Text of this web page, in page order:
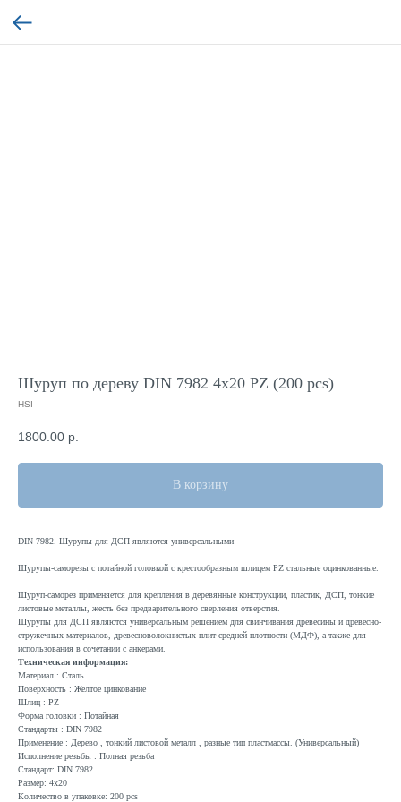
Шуруп по дереву DIN 7982 4x20 PZ (200 pcs)
HSI
1800.00 р.
В корзину
DIN 7982. Шурупы для ДСП являются универсальными
Шурупы-саморезы с потайной головкой с крестообразным шлицем PZ стальные оцинкованные.
Шуруп-саморез применяется для крепления в деревянные конструкции, пластик, ДСП, тонкие
листовые металлы, жесть без предварительного сверления отверстия.
Шурупы для ДСП являются универсальным решением для свинчивания древесины и древесно-
стружечных материалов, древесноволокнистых плит средней плотности (МДФ), а также для
использования в сочетании с анкерами.
Техническая информация:
Материал : Сталь
Поверхность : Желтое цинкование
Шлиц : PZ
Форма головки : Потайная
Стандарты : DIN 7982
Применение : Дерево , тонкий листовой металл , разные тип пластмассы. (Универсальный)
Исполнение резьбы : Полная резьба
Стандарт: DIN 7982
Размер: 4x20
Количество в упаковке: 200 pcs